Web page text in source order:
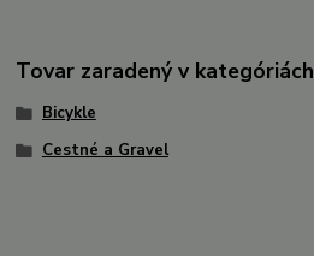
Tovar zaradený v kategóriách
Bicykle
Cestné a Gravel